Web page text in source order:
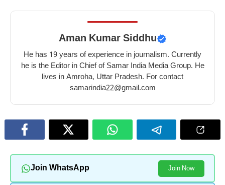
Aman Kumar Siddhu
He has 19 years of experience in journalism. Currently
he is the Editor in Chief of Samar India Media Group. He
lives in Amroha, Uttar Pradesh. For contact
samarindia22@gmail.com
Join WhatsApp Join Now